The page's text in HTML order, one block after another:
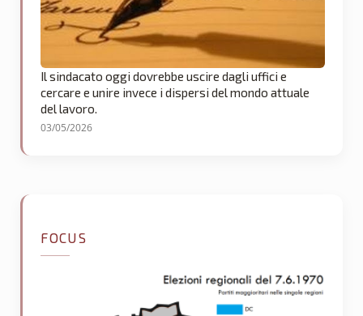
Il sindacato oggi dovrebbe uscire dagli uffici e
cercare e unire invece i dispersi del mondo attuale
del lavoro.
03/05/2026
FOCUS